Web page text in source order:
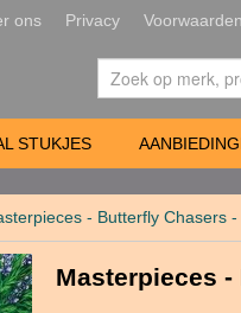
ons Privacy Voorwaarden
STUKJES
- Butterfly Chasers
Masterpieces